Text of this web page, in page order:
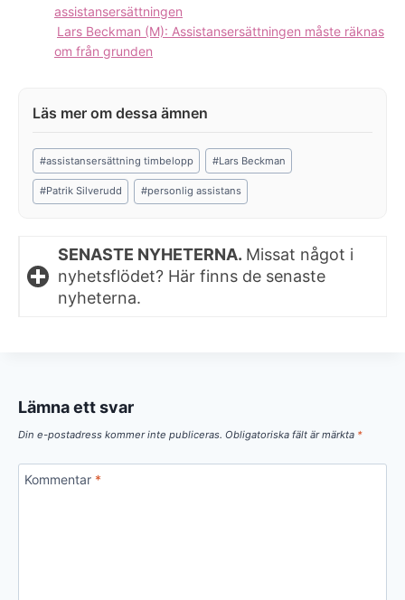
assistansersättningen
Lars Beckman (M): Assistansersättningen måste räknas
om från grunden
Post
Tags:
#assistansersättning timbelopp #Lars Beckman
#Patrik Silverudd #personlig assistans
SENASTE NYHETERNA. Missat något i
nyhetsflödet? Här finns de senaste
nyheterna.
Lämna ett svar
Din e-postadress kommer inte publiceras. Obligatoriska fält är märkta *
Kommentar *